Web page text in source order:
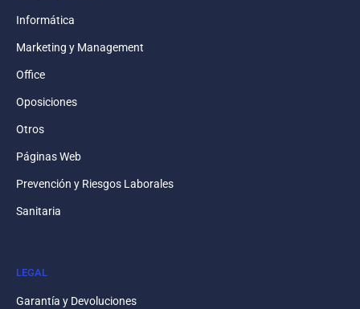
Informática
Marketing y Management
Office
Oposiciones
Otros
Páginas Web
Prevención y Riesgos Laborales
Sanitaria
LEGAL
Garantía y Devoluciones